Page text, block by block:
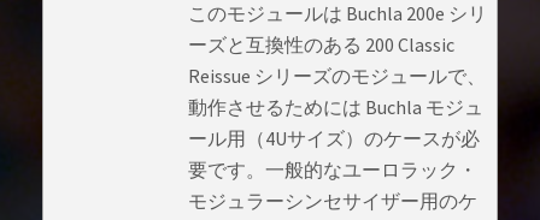
このモジュールは Buchla 200e シリ
ーズと互換性のある 200 Classic
Reissue シリーズのモジュールで、
動作させるためには Buchla モジュ
ール用（4Uサイズ）のケースが必
要です。一般的なユーロラック・
モジュラーシンセサイザー用のケ